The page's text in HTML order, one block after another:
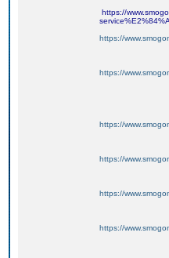
https://
https://
https://
https://
https://
https://
https://